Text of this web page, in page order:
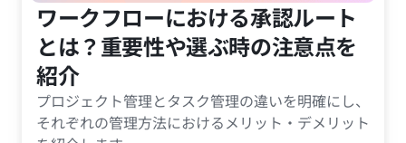
ワークフローにおける承認ルート
とは？重要性や選ぶ時の注意点を
紹介
プロジェクト管理とタスク管理の違いを明確にし、
それぞれの管理方法におけるメリット・デメリット